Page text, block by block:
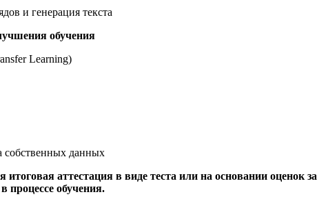
и генерация текста
обучения
Learning)
собственных данных
итоговая аттестация в виде теста или на основании оценок за
процессе обучения.